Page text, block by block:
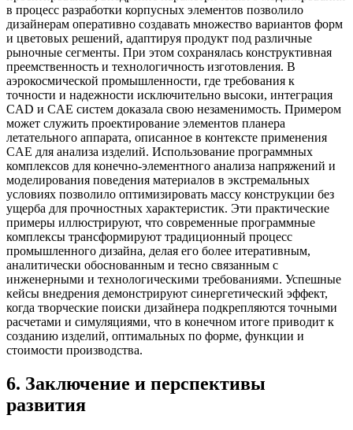
в процесс разработки корпусных элементов позволило
дизайнерам оперативно создавать множество вариантов форм
и цветовых решений, адаптируя продукт под различные
рыночные сегменты. При этом сохранялась конструктивная
преемственность и технологичность изготовления. В
аэрокосмической промышленности, где требования к
точности и надежности исключительно высоки, интеграция
CAD и CAE систем доказала свою незаменимость. Примером
может служить проектирование элементов планера
летательного аппарата, описанное в контексте применения
CAE для анализа изделий. Использование программных
комплексов для конечно-элементного анализа напряжений и
моделирования поведения материалов в экстремальных
условиях позволило оптимизировать массу конструкции без
ущерба для прочностных характеристик. Эти практические
примеры иллюстрируют, что современные программные
комплексы трансформируют традиционный процесс
промышленного дизайна, делая его более итеративным,
аналитически обоснованным и тесно связанным с
инженерными и технологическими требованиями. Успешные
кейсы внедрения демонстрируют синергетический эффект,
когда творческие поиски дизайнера подкрепляются точными
расчетами и симуляциями, что в конечном итоге приводит к
созданию изделий, оптимальных по форме, функции и
стоимости производства.
6. Заключение и перспективы
развития